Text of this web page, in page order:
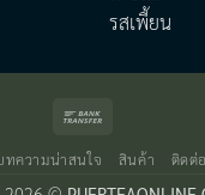
รสเพี้ยน
ทความน่าสนใจ สินค้า ติดต่